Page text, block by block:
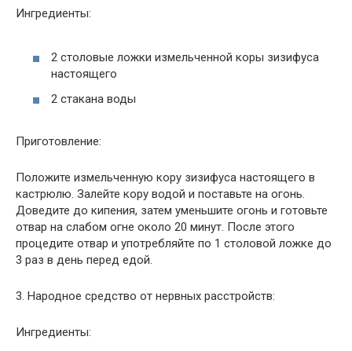
Ингредиенты:
2 столовые ложки измельченной коры зизифуса
настоящего
2 стакана воды
Приготовление:
Положите измельченную кору зизифуса настоящего в
кастрюлю. Залейте кору водой и поставьте на огонь.
Доведите до кипения, затем уменьшите огонь и готовьте
отвар на слабом огне около 20 минут. После этого
процедите отвар и употребляйте по 1 столовой ложке до
3 раз в день перед едой.
3. Народное средство от нервных расстройств:
Ингредиенты: